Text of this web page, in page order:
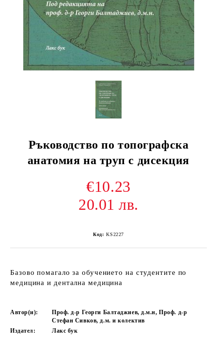
Ръководство по топографска
анатомия на труп с дисекция
€10.23
20.01 лв.
Код: KS2227
Базово помагало за обучението на студентите по
медицина и дентална медицина
Автор(и):
Проф. д-р Георги Балтаджиев, д.м.н, Проф. д-р
Стефан Сивков, д.м. и колектив
Издател:
Лакс бук